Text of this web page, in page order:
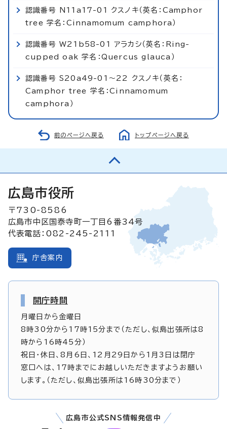
認識番号 N11a17-01 クスノキ（英名：Camphor
tree 学名：Cinnamomum camphora）
認識番号 W21b58-01 アラカシ（英名：Ring-
cupped oak 学名：Quercus glauca）
認識番号 S20a49-01～22 クスノキ（英名：
Camphor tree 学名：Cinnamomum
camphora）
前のページへ戻る トップページへ戻る
広島市役所
〒730-8586
広島市中区国泰寺町一丁目6番34号
代表電話：082-245-2111
庁舎案内
開庁時間
月曜日から金曜日
8時30分から17時15分まで（ただし、似島出張所は8
時から16時45分）
祝日・休日、8月6日、12月29日から1月3日は閉庁
窓口へは、17時までにお越しいただきますようお願い
します。（ただし、似島出張所は16時30分まで）
広島市公式SNS情報発信中